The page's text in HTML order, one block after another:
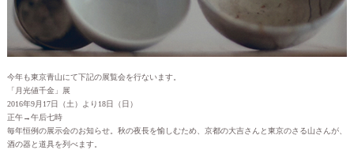
今年も東京青山にて下記の展覧会を行ないます。
「月光値千金」展
2016年9月17日（土）より18日（日）
正午→午后七時
毎年恒例の展示会のお知らせ。秋の夜長を愉しむため、京都の大吉さんと東京のさる山さんが、
酒の器と道具を列べます。